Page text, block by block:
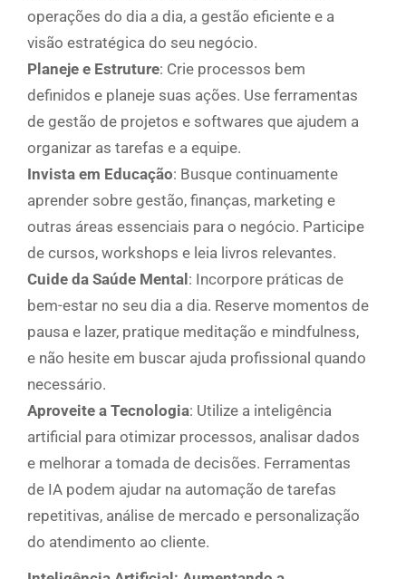
operações do dia a dia, a gestão eficiente e a
visão estratégica do seu negócio.
Planeje e Estruture: Crie processos bem
definidos e planeje suas ações. Use ferramentas
de gestão de projetos e softwares que ajudem a
organizar as tarefas e a equipe.
Invista em Educação: Busque continuamente
aprender sobre gestão, finanças, marketing e
outras áreas essenciais para o negócio. Participe
de cursos, workshops e leia livros relevantes.
Cuide da Saúde Mental: Incorpore práticas de
bem-estar no seu dia a dia. Reserve momentos de
pausa e lazer, pratique meditação e mindfulness,
e não hesite em buscar ajuda profissional quando
necessário.
Aproveite a Tecnologia: Utilize a inteligência
artificial para otimizar processos, analisar dados
e melhorar a tomada de decisões. Ferramentas
de IA podem ajudar na automação de tarefas
repetitivas, análise de mercado e personalização
do atendimento ao cliente.